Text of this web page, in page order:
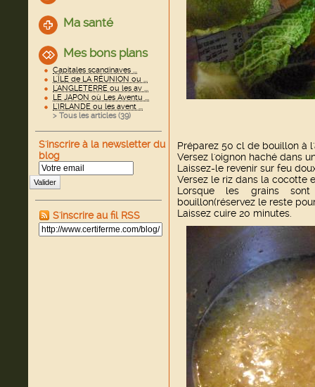
Ma santé
Mes bons plans
Capitales scandinaves ...
L'ÎLE de LA RÉUNION ou ...
L'ANGLETERRE ou les av ...
LE JAPON où Les Aventu ...
L'IRLANDE ou les avent ...
> Tous les articles (39)
S'inscrire à la newsletter du
blog
Valider
S'inscrire au fil RSS
Préparez 50 cl de bouillon à
Versez l'oignon haché dans
Laissez-le revenir sur feu
Versez le riz dans la cocotte
Lorsque les grains
bouillon(réservez le reste
Laissez cuire 20 minutes.